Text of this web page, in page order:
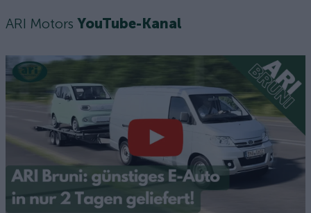
ARI Motors YouTube-Kanal